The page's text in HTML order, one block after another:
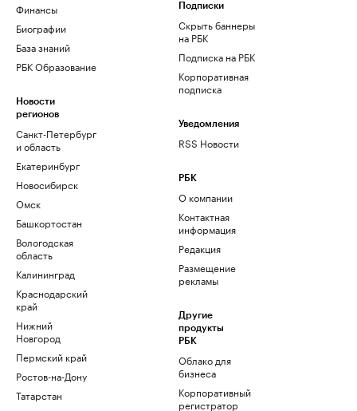
Финансы
Биографии
База знаний
РБК Образование
Новости
регионов
Санкт-Петербург
и область
Екатеринбург
Новосибирск
Омск
Башкортостан
Вологодская
область
Калининград
Краснодарский
край
Нижний
Новгород
Пермский край
Ростов-на-Дону
Татарстан
Подписки
Скрыть баннеры
на РБК
Подписка на РБК
Корпоративная
подписка
Уведомления
RSS Новости
РБК
О компании
Контактная
информация
Редакция
Размещение
рекламы
Другие
продукты
РБК
Облако для
бизнеса
Корпоративный
регистратор